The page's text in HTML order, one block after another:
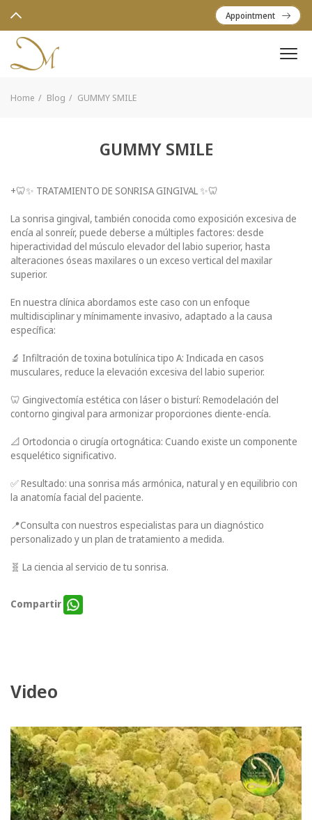
Appointment
Home Blog GUMMY SMILE
GUMMY SMILE
+🦷✨ TRATAMIENTO DE SONRISA GINGIVAL ✨🦷
La sonrisa gingival, también conocida como exposición excesiva de
encía al sonreír, puede deberse a múltiples factores: desde
hiperactividad del músculo elevador del labio superior, hasta
alteraciones óseas maxilares o un exceso vertical del maxilar
superior.
En nuestra clínica abordamos este caso con un enfoque
multidisciplinar y mínimamente invasivo, adaptado a la causa
específica:
🔬 Infiltración de toxina botulínica tipo A: Indicada en casos
musculares, reduce la elevación excesiva del labio superior.
🦷 Gingivectomía estética con láser o bisturí: Remodelación del
contorno gingival para armonizar proporciones diente-encía.
📐 Ortodoncia o cirugía ortognática: Cuando existe un componente
esquelético significativo.
✅ Resultado: una sonrisa más armónica, natural y en equilibrio con
la anatomía facial del paciente.
📍Consulta con nuestros especialistas para un diagnóstico
personalizado y un plan de tratamiento a medida.
🧬 La ciencia al servicio de tu sonrisa.
Compartir
Video